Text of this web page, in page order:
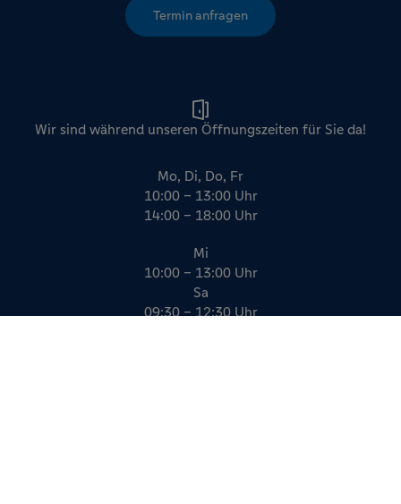
Termin anfragen
Wir sind während unseren Öffnungszeiten für Sie da!
Mo, Di, Do, Fr
10:00 – 13:00 Uhr
14:00 – 18:00 Uhr
Mi
10:00 – 13:00 Uhr
Sa
09:30 – 12:30 Uhr